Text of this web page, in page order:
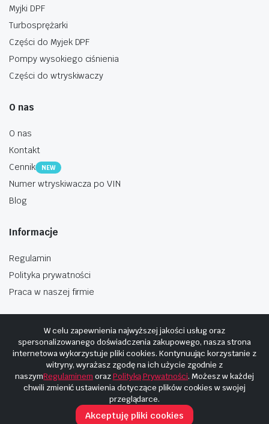
Myjki DPF
Turbosprężarki
Części do Myjek DPF
Pompy wysokiego ciśnienia
Części do wtryskiwaczy
O nas
O nas
Kontakt
Cennik
NEW
Numer wtryskiwacza po VIN
Blog
Informacje
Regulamin
Polityka prywatności
Praca w naszej firmie
Copyright © 2025 Hosting i budowa Cyberplaneta.pl
W celu zapewnienia najwyższej jakości usług oraz
spersonalizowanego doświadczenia zakupowego, nasza strona
internetowa wykorzystuje pliki cookies. Kontynuując korzystanie z
witryny, wyrażasz zgodę na ich użycie zgodnie z
naszymRegulaminem orazPolityką Prywatności. Możesz w każdej
chwili zmienić ustawienia dotyczące plików cookies w swojej
przeglądarce.
Akceptuję pliki cookies